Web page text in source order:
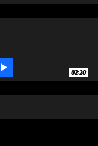
 02:20